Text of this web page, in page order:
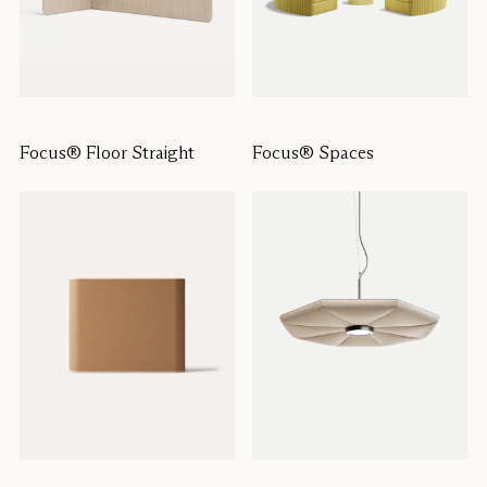
Focus® Floor Straight Focus® Spaces